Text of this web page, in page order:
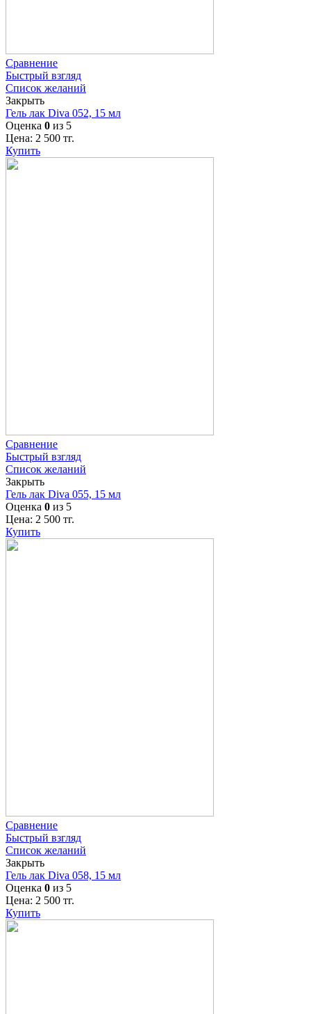
Сравнение
Быстрый взгляд
Список желаний
Закрыть
Гель лак Diva 052, 15 мл
Оценка 0 из 5
Цена: 2 500 тг.
Купить
Сравнение
Быстрый взгляд
Список желаний
Закрыть
Гель лак Diva 055, 15 мл
Оценка 0 из 5
Цена: 2 500 тг.
Купить
Сравнение
Быстрый взгляд
Список желаний
Закрыть
Гель лак Diva 058, 15 мл
Оценка 0 из 5
Цена: 2 500 тг.
Купить